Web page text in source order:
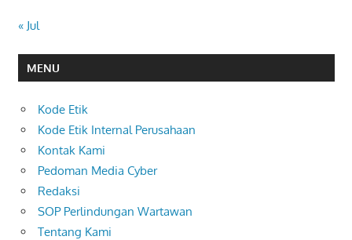
« Jul
MENU
Kode Etik
Kode Etik Internal Perusahaan
Kontak Kami
Pedoman Media Cyber
Redaksi
SOP Perlindungan Wartawan
Tentang Kami